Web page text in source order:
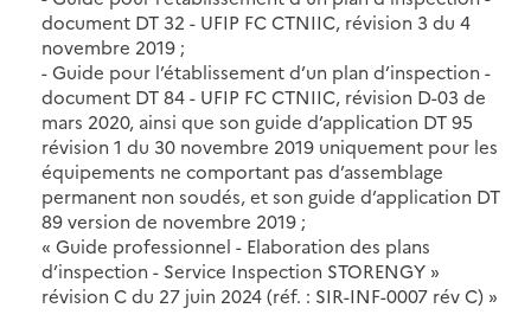
document DT 32 - UFIP FC CTNIIC, révision 3 du 4
novembre 2019 ;
- Guide pour l’établissement d’un plan d’inspection -
document DT 84 - UFIP FC CTNIIC, révision D-03 de
mars 2020, ainsi que son guide d’application DT 95
révision 1 du 30 novembre 2019 uniquement pour les
équipements ne comportant pas d’assemblage
permanent non soudés, et son guide d’application DT
89 version de novembre 2019 ;
« Guide professionnel - Elaboration des plans
d’inspection - Service Inspection STORENGY »
révision C du 27 juin 2024 (réf. : SIR-INF-0007 rév C) »